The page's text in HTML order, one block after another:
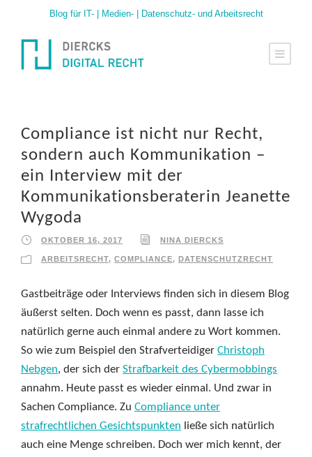
Blog für IT- | Medien- | Datenschutz- und Arbeitsrecht
Compliance ist nicht nur Recht,
sondern auch Kommunikation –
ein Interview mit der
Kommunikationsberaterin Jeanette
Wygoda
OKTOBER 16, 2017 NINA DIERCKS
ARBEITSRECHT, COMPLIANCE, DATENSCHUTZRECHT
Gastbeiträge oder Interviews finden sich in diesem Blog
äußerst selten. Doch wenn es passt, dann lasse ich
natürlich gerne auch einmal andere zu Wort kommen.
So wie zum Beispiel den Strafverteidiger Christoph
Nebgen, der sich der Strafbarkeit des Cybermobbings
annahm. Heute passt es wieder einmal. Und zwar in
Sachen Compliance. Zu Compliance unter
strafrechtlichen Gesichtspunkten ließe sich natürlich
auch eine Menge schreiben. Doch wer mich kennt, der